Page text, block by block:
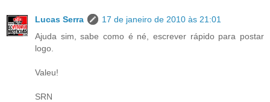
Lucas Serra
17 de janeiro de 2010 às 21:01
Ajuda sim, sabe como é né, escrever rápido para postar
logo.
Valeu!
SRN